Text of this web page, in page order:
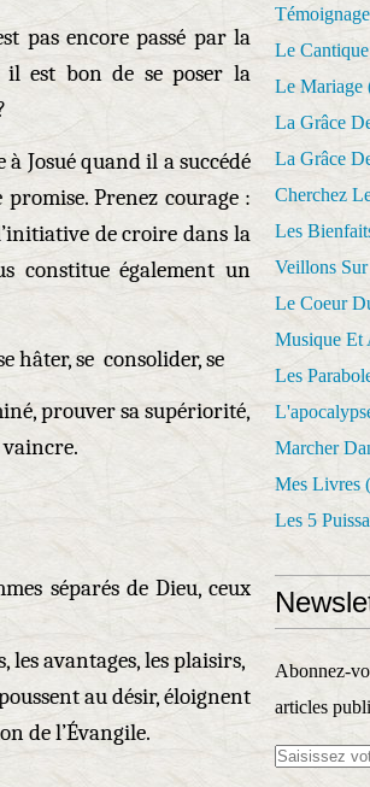
pas encore passé par la
est bon de se poser la
Josué quand il a succédé
Prenez courage :
de croire dans la
constitue également un
hâter, se consolider, se
prouver sa supériorité,
vaincre.
séparés de Dieu, ceux
les avantages, les plaisirs,
au désir, éloignent
de l’Évangile.
Le
Le Mariage
La Grâce
La Grâce
Cherchez
Les
Veillons Sur
Le Coeur
Musique Et
Les
Marcher
Mes Livres
Les 5
Abonnez-
articles